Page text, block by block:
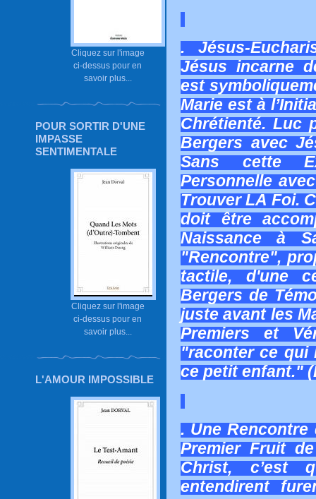
Cliquez sur l'image
ci-dessus pour en
savoir plus...
POUR SORTIR D'UNE
IMPASSE
SENTIMENTALE
Cliquez sur l'image
ci-dessus pour en
savoir plus...
L'AMOUR IMPOSSIBLE
. Jésus-
Jésus incarne
est
Marie est à
Chrétienté. Luc
Bergers avec
Sans cette
Personnelle
Trouver LA Foi.
doit être
Naissance à
"Rencontre",
tactile, d'une
Bergers de
juste avant les
Premiers et
"raconter ce qui
ce petit enfant."
. Une
Premier Fruit
Christ, c’est
entendirent